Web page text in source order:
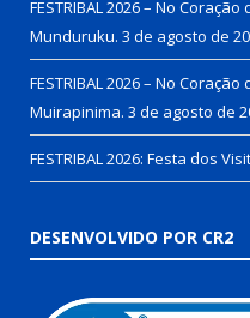
FESTRIBAL 2026 – No
Munduruku. 3 de agosto de
FESTRIBAL 2026 – No
Muirapinima. 3 de agosto de
FESTRIBAL 2026: Festa dos
DESENVOLVIDO POR CR2